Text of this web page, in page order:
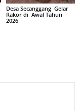
Desa Secanggang Gelar
Rakor di Awal Tahun
2026